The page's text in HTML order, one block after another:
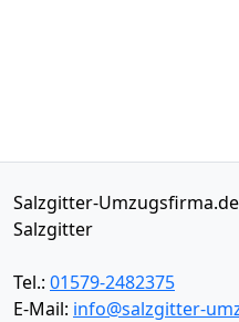
Salzgitter-Umzugsfirma.de
Salzgitter
Tel.: 01579-2482375
E-Mail: info@salzgitter-